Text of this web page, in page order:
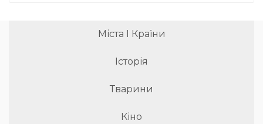
Міста І Країни
Історія
Тварини
Кіно